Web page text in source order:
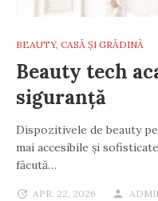
BEAUTY, CASĂ ȘI GRĂDINĂ
Beauty tech
siguranță
Dispozitivele de beauty
mai accesibile și
făcută…
APR. 22, 2026